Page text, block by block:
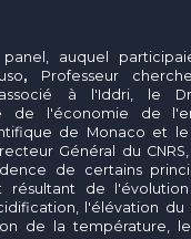
auquel
, Professeur
à l'Iddri, le
de l'économie de
de Monaco et le
Général du
de certains
résultant de
l'élévation du
de la température,